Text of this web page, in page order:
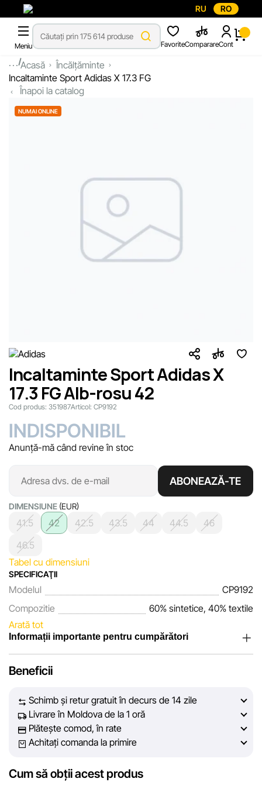
RU RO
Meniu FavoriteComparareCont
...Acasă
Încălțăminte
Incaltaminte Sport Adidas X 17.3 FG
Înapoi la catalog
NUMAI ONLINE
Incaltaminte Sport Adidas X
17.3 FG Alb-rosu 42
Cod produs: 351987Articol: CP9192
INDISPONIBIL
Anunță-mă când revine în stoc
ABONEAZĂ-TE
DIMENSIUNE (EUR)
41.5 42 42.5 43.5 44 44.5
46
46.5
Tabel cu dimensiuni
SPECIFICAŢII
Modelul
CP9192
Compozitie
60% sintetice, 40% textile
Arată tot
Informații importante pentru cumpărători
încrederea clienților noștri. În fiecare zi depunem eforturi
prezentate pe site să fie cât mai complete, obiective și
actuale. Scopul nostru este să vă oferim informații corecte și
veridice, pentru ca dvs. să puteți lua cea mai bună decizie
de cumpărare.
Cu toate acestea, în ciuda controlului constant, Sportlandia
Beneficii
Schimb și retur gratuit în decurs de 14 zile
Livrare în Moldova de la 1 oră
Plătește comod, în rate
Achitați comanda la primire
Cum să obții acest produs